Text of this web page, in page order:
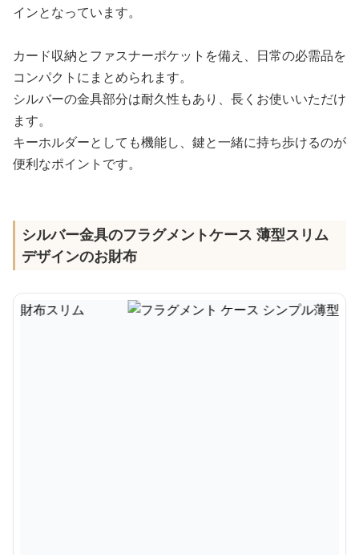
インとなっています。
カード収納とファスナーポケットを備え、日常の必需品を
コンパクトにまとめられます。
シルバーの金具部分は耐久性もあり、長くお使いいただけ
ます。
キーホルダーとしても機能し、鍵と一緒に持ち歩けるのが
便利なポイントです。
シルバー金具のフラグメントケース 薄型スリム
デザインのお財布